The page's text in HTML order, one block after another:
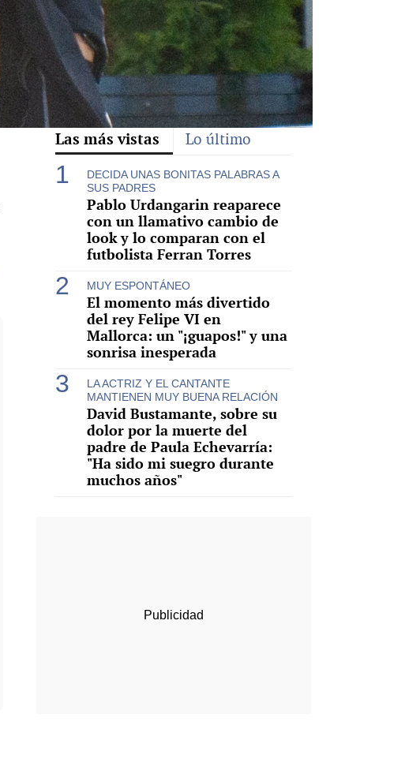
Las más vistas Lo último
DECIDA UNAS BONITAS PALABRAS A
SUS PADRES
Pablo Urdangarin reaparece
con un llamativo cambio de
look y lo comparan con el
futbolista Ferran Torres
MUY ESPONTÁNEO
El momento más divertido
del rey Felipe VI en
Mallorca: un "¡guapos!" y una
sonrisa inesperada
LA ACTRIZ Y EL CANTANTE
MANTIENEN MUY BUENA RELACIÓN
David Bustamante, sobre su
dolor por la muerte del
padre de Paula Echevarría:
"Ha sido mi suegro durante
muchos años"